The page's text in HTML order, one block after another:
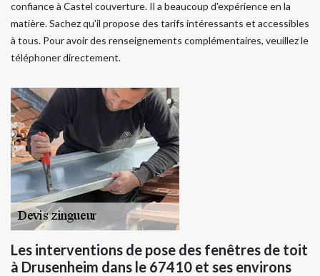
confiance à Castel couverture. Il a beaucoup d'expérience en la
matière. Sachez qu'il propose des tarifs intéressants et accessibles
à tous. Pour avoir des renseignements complémentaires, veuillez le
téléphoner directement.
Les interventions de pose des fenêtres de toit
à Drusenheim dans le 67410 et ses environs